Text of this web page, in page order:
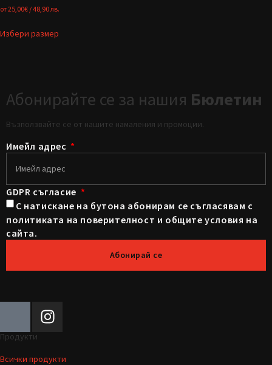
от25,00€ / 48,90 лв.
Избери размер
Абонирайте се за нашия Бюлетин
Възползвайте се от нашите намаления и промоции.
Имейл адрес
GDPR съгласие
С натискане на бутона абонирам се съгласявам с
политиката на поверителност и общите условия на
сайта.
Абонирай се
Продукти
Всички продукти